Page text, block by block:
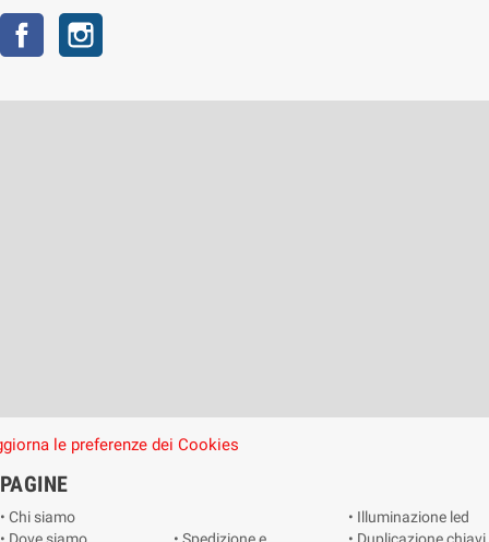
Facebook
le preferenze dei Cookies
PAGINE
• Chi siamo
• Illuminazione led